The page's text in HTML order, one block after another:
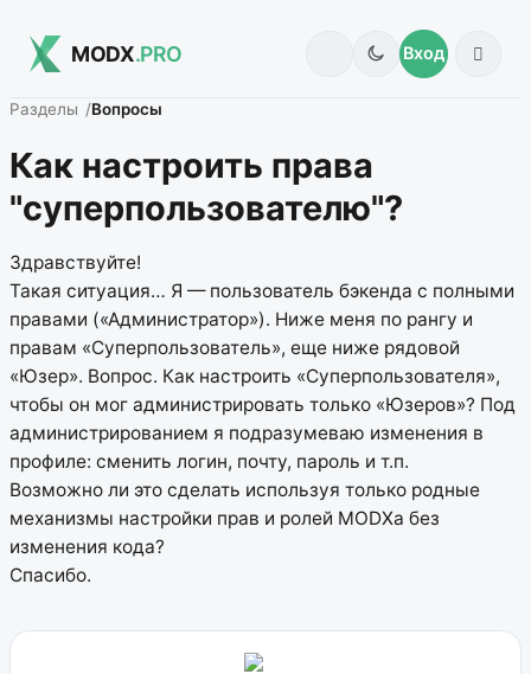
MODX.PRO Вход
Разделы Вопросы
Как настроить права
"суперпользователю"?
Здравствуйте!
Такая ситуация… Я — пользователь бэкенда с полными
правами («Администратор»). Ниже меня по рангу и
правам «Суперпользователь», еще ниже рядовой
«Юзер». Вопрос. Как настроить «Суперпользователя»,
чтобы он мог администрировать только «Юзеров»? Под
администрированием я подразумеваю изменения в
профиле: сменить логин, почту, пароль и т.п.
Возможно ли это сделать используя только родные
механизмы настройки прав и ролей MODXа без
изменения кода?
Спасибо.